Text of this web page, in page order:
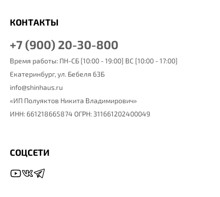
КОНТАКТЫ
+7 (900) 20-30-800
Время работы: ПН-СБ [10:00 - 19:00] ВС [10:00 - 17:00]
Екатеринбург, ул. Бебеля 63Б
info@shinhaus.ru
«ИП Полуяктов Никита Владимирович»
ИНН: 661218665874 ОГРН: 311661202400049
СОЦСЕТИ